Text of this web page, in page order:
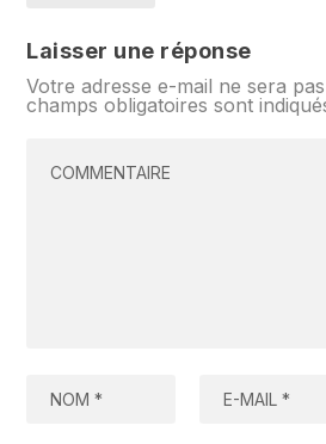
Laisser une réponse
Votre adresse e-mail ne sera
champs obligatoires sont